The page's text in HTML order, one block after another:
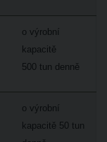
o výrobní
kapacitě
500 tun denně
o výrobní
kapacitě 50 tun